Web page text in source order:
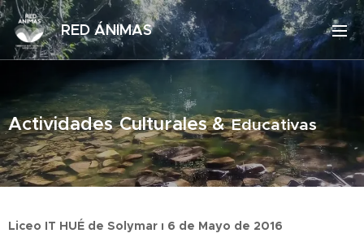
RED ÁNIMAS
Actividades Culturales & Educativas
Liceo IT HUÉ de Solymar ı 6 de Mayo de 2016